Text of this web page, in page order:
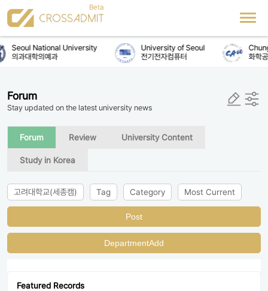
Seoul National University
의과대학의예과
University of Seoul
전기전자컴퓨터
화학
Forum
Stay updated on the latest university news
Forum Review University Content
Study in Korea
고려대학교(세종캠) Tag Category Most Current
Post
DepartmentAdd
Featured Records